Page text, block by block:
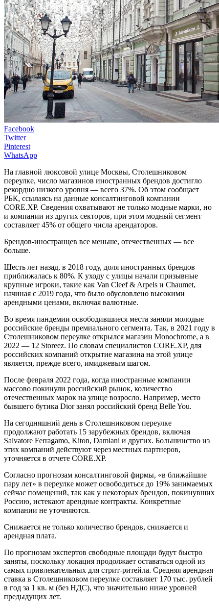
Facebook
Twitter
Pinterest
WhatsApp
На главной люксовой улице Москвы, Столешниковом
переулке, число магазинов иностранных брендов достигло
рекордно низкого уровня — всего 37%. Об этом сообщает
РБК, ссылаясь на данные консалтинговой компании
CORE.XP. Сведения охватывают не только модные марки, но
и компании из других секторов, при этом модный сегмент
составляет 45% от общего числа арендаторов.
Брендов-иностранцев все меньше, отечественных — все
больше.
Шесть лет назад, в 2018 году, доля иностранных брендов
приближалась к 80%. К уходу с улицы начали призывные
крупные игроки, такие как Van Cleef & Arpels и Chaumet,
начиная с 2019 года, что было обусловлено высокими
арендными ценами, включая валютные.
Во время пандемии освободившиеся места заняли молодые
российские бренды премиального сегмента. Так, в 2021 году в
Столешниковом переулке открылся магазин Monochrome, а в
2022 — 12 Storeez. По словам специалистов CORE.XP, для
российских компаний открытие магазина на этой улице
является, прежде всего, имиджевым шагом.
После февраля 2022 года, когда иностранные компании
массово покинули российский рынок, количество
отечественных марок на улице возросло. Например, место
бывшего бутика Dior занял российский бренд Belle You.
На сегодняшний день в Столешниковом переулке
продолжают работать 15 зарубежных брендов, включая
Salvatore Ferragamo, Kiton, Damiani и других. Большинство из
этих компаний действуют через местных партнеров,
уточняется в отчете CORE.XP.
Согласно прогнозам консалтинговой фирмы, «в ближайшие
пару лет» в переулке может освободиться до 19% занимаемых
сейчас помещений, так как у некоторых брендов, покинувших
Россию, истекают арендные контракты. Конкретные
компании не уточняются.
Снижается не только количество брендов, снижается и
арендная плата.
По прогнозам экспертов свободные площади будут быстро
заняты, поскольку локация продолжает оставаться одной из
самых привлекательных для стрит-ритейла. Средняя арендная
ставка в Столешниковом переулке составляет 170 тыс. рублей
в год за 1 кв. м (без НДС), что значительно ниже уровней
предыдущих лет.